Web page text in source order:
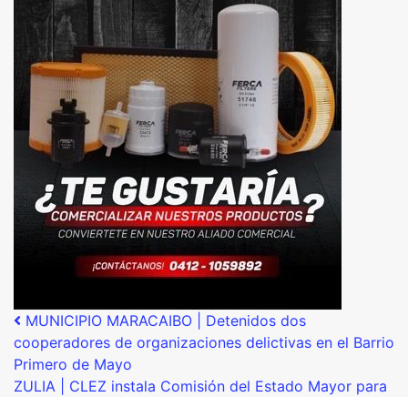
Post navigation
MUNICIPIO MARACAIBO | Detenidos dos
cooperadores de organizaciones delictivas en el Barrio
Primero de Mayo
ZULIA | CLEZ instala Comisión del Estado Mayor para